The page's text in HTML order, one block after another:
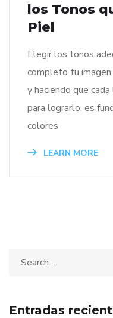
los Tonos
Piel
Elegir los tonos
completo tu
y haciendo que
para lograrlo, es
colores
LEARN MORE
Entradas